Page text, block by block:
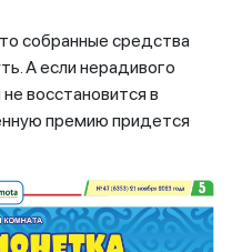
собранные средства
А если нерадивого
восстановится в
премию придется